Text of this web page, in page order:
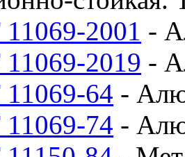
2001 -
2019 -
64 -
74 -